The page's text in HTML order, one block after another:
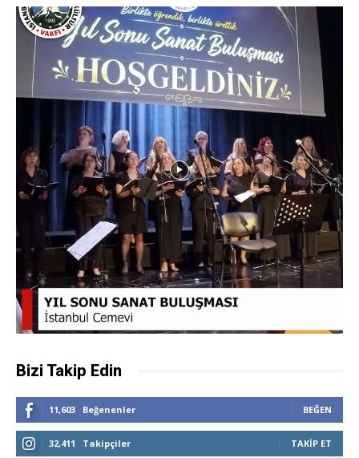
Bizi Takip Edin
11,603 Beğenenler BEĞEN
32,411 Takipçiler TAKIP ET